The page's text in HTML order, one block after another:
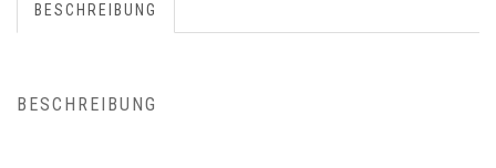
BESCHREIBUNG
BESCHREIBUNG